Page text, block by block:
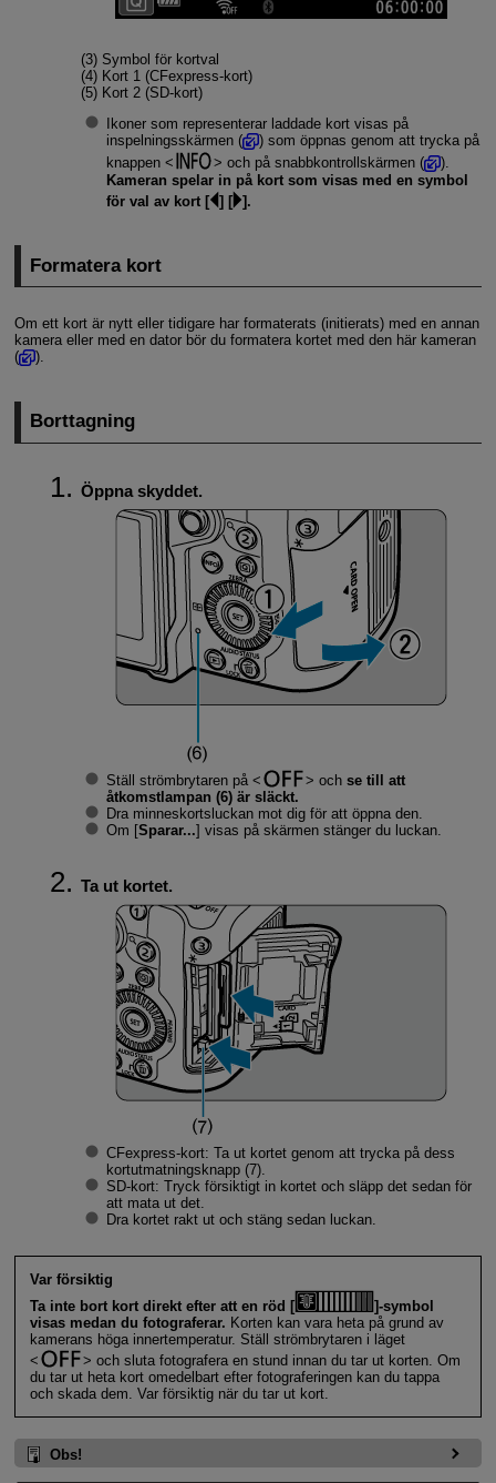
(3) Symbol för kortval
(4) Kort 1 (CFexpress-kort)
(5) Kort 2 (SD-kort)
Ikoner som representerar laddade kort visas på
inspelningsskärmen (
) som öppnas genom att trycka på
knappen
och på snabbkontrollskärmen (
).
Kameran spelar in på kort som visas med en symbol
för val av kort [
] [ ].
Formatera kort
Om ett kort är nytt eller tidigare har formaterats (initierats) med en annan
kamera eller med en dator bör du formatera kortet med den här kameran
(
).
Borttagning
Öppna skyddet.
Ställ strömbrytaren på och se till att
åtkomstlampan (6) är släckt.
Dra minneskortsluckan mot dig för att öppna den.
Om [Sparar...] visas på skärmen stänger du luckan.
Ta ut kortet.
CFexpress-kort: Ta ut kortet genom att trycka på dess
kortutmatningsknapp (7).
SD-kort: Tryck försiktigt in kortet och släpp det sedan för
att mata ut det.
Dra kortet rakt ut och stäng sedan luckan.
Var försiktig
Ta inte bort kort direkt efter att en röd [
]-symbol
visas medan du fotograferar. Korten kan vara heta på grund av
kamerans höga innertemperatur. Ställ strömbrytaren i läget
och sluta fotografera en stund innan du tar ut korten. Om
du tar ut heta kort omedelbart efter fotograferingen kan du tappa
och skada dem. Var försiktig när du tar ut kort.
Obs!